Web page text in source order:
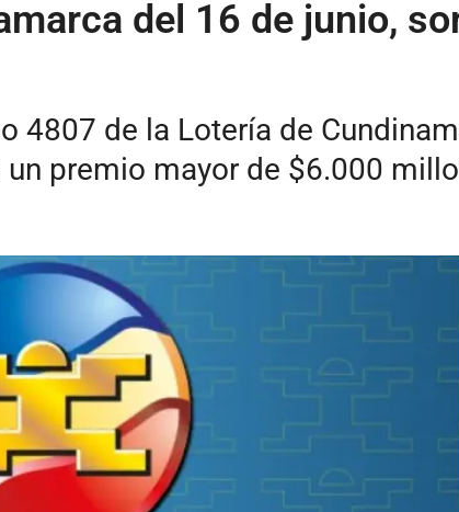
del 16 de junio,
de la Lotería de
premio mayor de $6.000